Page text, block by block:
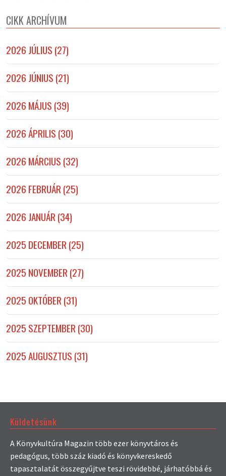
CIKK ARCHÍVUM
2026 JÚLIUS (27)
2026 JÚNIUS (21)
2026 MÁJUS (39)
2026 ÁPRILIS (30)
2026 MÁRCIUS (32)
2026 FEBRUÁR (25)
2026 JANUÁR (34)
2025 DECEMBER (25)
2025 NOVEMBER (27)
2025 OKTÓBER (31)
2025 SZEPTEMBER (30)
2025 AUGUSZTUS (31)
Küldetésünk
A Könyvkultúra Magazin több ezer könyvtáros és
pedagógus, több száz kiadó és könyvkereskedő
tapasztalatát összegyűjtve teszi rövidebbé, járhatóbbá és